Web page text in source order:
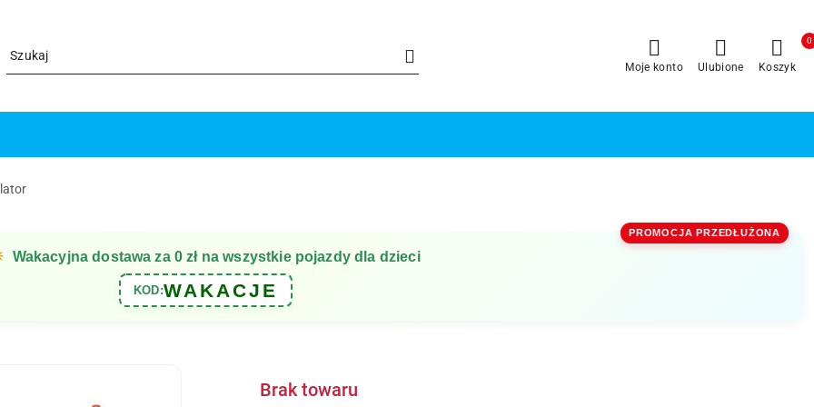
Moje konto Ulubione Koszyk
0
PROMOCJA PRZEDŁUŻONA
Wakacyjna dostawa za 0 zł na wszystkie pojazdy dla dzieci
KOD:WAKACJE
Brak towaru